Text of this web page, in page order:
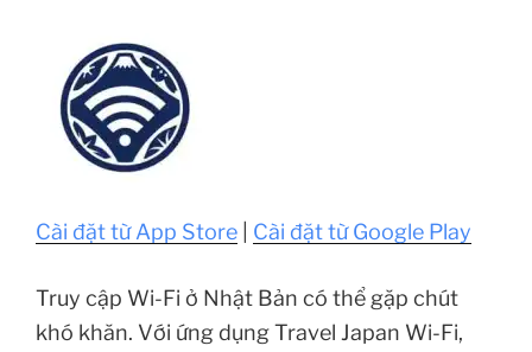
Cài đặt từ App Store Cài đặt từ Google Play
Truy cập Wi-Fi ở Nhật Bản có thể gặp chút
khó khăn. Với ứng dụng Travel Japan Wi-Fi,